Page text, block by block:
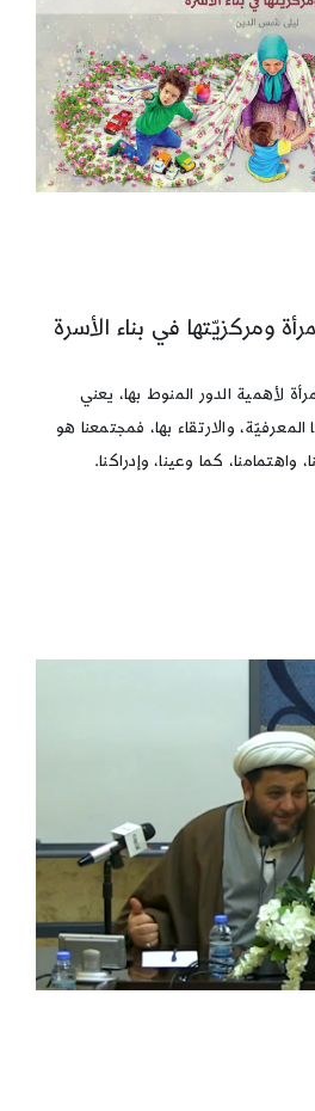
ومركزيّتها في بناء الأسرة
لأهمية الدور المنوط بها، يعني
المعرفيّة، والارتقاء بها، فمجتمعنا هو
واهتمامنا، كما وعينا، وإدراكنا.